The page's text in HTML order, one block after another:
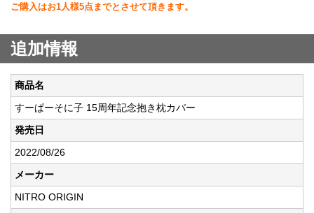
ご購入はお1人様5点までとさせて頂きます。
追加情報
商品名
すーぱーそに子 15周年記念抱き枕カバー
発売日
2022/08/26
メーカー
NITRO ORIGIN